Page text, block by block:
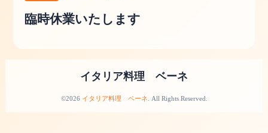
臨時休業いたします
イタリア料理 ベーネ
©2026 イタリア料理 ベーネ . All Rights Reserved.